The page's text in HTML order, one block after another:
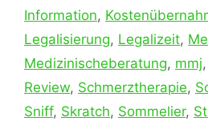
Information,
Legalisierung, Legalizeit,
Medizinischeberatung, mmj,
Review, Schmerztherapie,
Sniff, Skratch, Sommelier,